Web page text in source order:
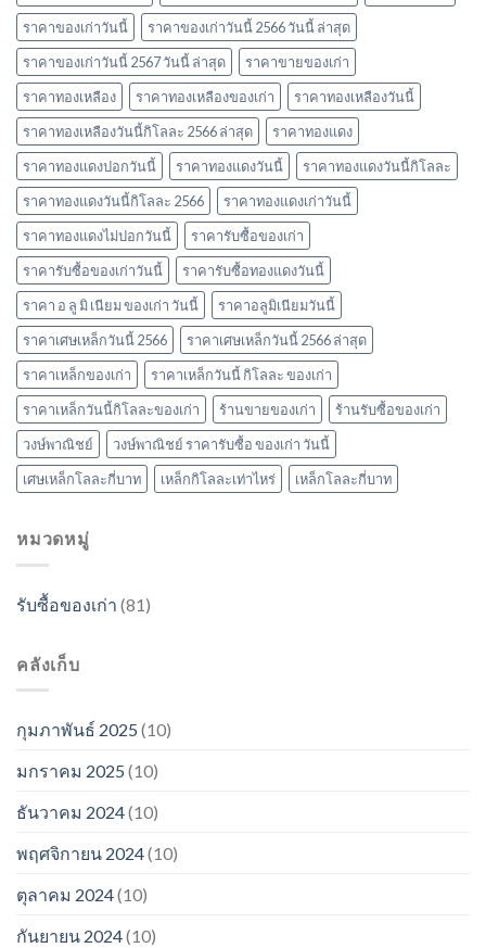
ราคาของเก่าวันนี้
ราคาของเก่าวันนี้ 2566 วันนี้ ล่าสุด
ราคาของเก่าวันนี้ 2567 วันนี้ ล่าสุด
ราคาขายของเก่า
ราคาทองเหลือง
ราคาทองเหลืองของเก่า
ราคาทองเหลืองวันนี้
ราคาทองเหลืองวันนี้กิโลละ 2566 ล่าสุด
ราคาทองแดง
ราคาทองแดงปอกวันนี้
ราคาทองแดงวันนี้
ราคาทองแดงวันนี้กิโลละ
ราคาทองแดงวันนี้กิโลละ 2566
ราคาทองแดงเก่าวันนี้
ราคาทองแดงไม่ปอกวันนี้
ราคารับซื้อของเก่า
ราคารับซื้อของเก่าวันนี้
ราคารับซื้อทองแดงวันนี้
ราคา อ ลู มิ เนียม ของเก่า วันนี้
ราคาอลูมิเนียมวันนี้
ราคาเศษเหล็กวันนี้ 2566
ราคาเศษเหล็กวันนี้ 2566 ล่าสุด
ราคาเหล็กของเก่า
ราคาเหล็กวันนี้ กิโลละ ของเก่า
ราคาเหล็กวันนี้กิโลละของเก่า
ร้านขายของเก่า
ร้านรับซื้อของเก่า
วงษ์พาณิชย์
วงษ์พาณิชย์ ราคารับซื้อ ของเก่า วันนี้
เศษเหล็กโลละกี่บาท
เหล็กกิโลละเท่าไหร่ เหล็กโลละกี่บาท
หมวดหมู่
รับซื้อของเก่า (81)
คลังเก็บ
กุมภาพันธ์ 2025 (10)
มกราคม 2025 (10)
ธันวาคม 2024(10)
พฤศจิกายน 2024(10)
ตุลาคม 2024(10)
กันยายน 2024(10)